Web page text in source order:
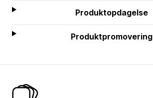
Produktopdagelse
Produktpromovering